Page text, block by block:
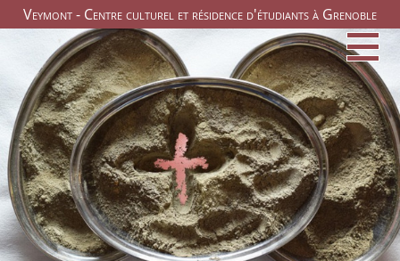
Veymont - Centre culturel et résidence d'étudiants à Grenoble